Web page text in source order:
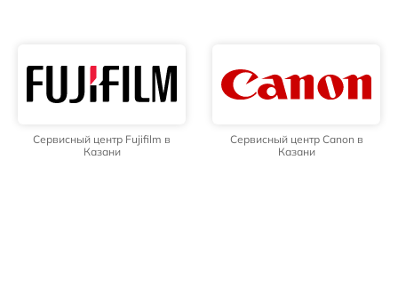
Сервисный центр Fujifilm в
Казани
Сервисный центр Canon в
Казани